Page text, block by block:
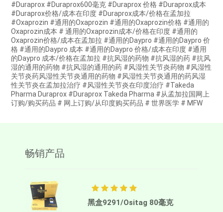
#Duraprox #Duraprox600毫克 #Duraprox 价格 #Duraprox成本
#Duraprox价格/成本在印度 #Duraprox成本/价格在孟加拉
#Oxaprozin #通用的Oxaprozin #通用的Oxaprozin价格 #通用的
Oxaprozin成本 # 通用的Oxaprozin成本/价格在印度 #通用的
Oxaprozin价格/成本在孟加拉 #通用的Daypro #通用的Daypro 价
格 #通用的Daypro 成本 #通用的Daypro 价格/成本在印度 #通用
的Daypro 成本/价格在孟加拉 #抗风湿的药物 #抗风湿的药 #抗风
湿的通用的药物 #抗风湿的通用的药 #风湿性关节炎药物 #风湿性
关节炎药风湿性关节炎通用的药物 #风湿性关节炎通用的药风湿
性关节炎在孟加拉治疗 #风湿性关节炎在印度治疗 #Takeda
Pharma Duraprox #Duraprox Takeda Pharma #从孟加拉国网上
订购/购买药品 # 网上订购/从印度购买药品 # 世界医学 # MFW
畅销产品
黑盒9291/Ositag 80毫克